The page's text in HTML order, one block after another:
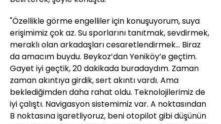
"Özellikle görme engelliler için konuşuyorum, suya
erişimimiz çok az. Su sporlarını tanıtmak, sevdirmek,
meraklı olan arkadaşları cesaretlendirmek… Biraz
da amacım buydu. Beykoz’dan Yeniköy’e geçtim.
Gayet iyi geçtik, 20 dakikada buradaydım. Zaman
zaman akıntıya girdik, sert akıntı vardı. Ama
beklediğimden daha rahat oldu. Teknolojilerimiz de
iyi çalıştı. Navigasyon sistemimiz var. A noktasından
B noktasına işaretliyoruz, beni otopilot gibi düşünün